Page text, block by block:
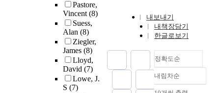
Pastore,
Vincent(8)
Suess,
Alan (8)
Ziegler,
James (8)
Lloyd,
David (7)
Lowe, J.
S (7)
내보내기
내책장담기
한글로보기
정확도순
정확도
순
내림차순